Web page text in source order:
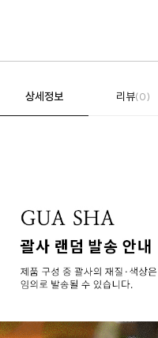
상세정보 리뷰(0)